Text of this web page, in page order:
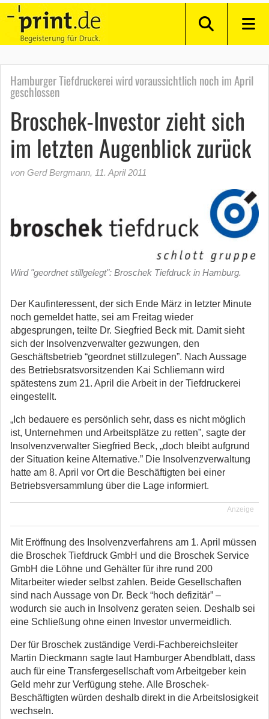
Hamburger Tiefdruckerei wird voraussichtlich noch im April
geschlossen
Broschek-Investor zieht sich
im letzten Augenblick zurück
von Gerd Bergmann, 11. April 2011
Wird "geordnet stillgelegt": Broschek Tiefdruck in Hamburg.
Der Kaufinteressent, der sich Ende März in letzter Minute
noch gemeldet hatte, sei am Freitag wieder
abgesprungen, teilte Dr. Siegfried Beck mit. Damit sieht
sich der Insolvenzverwalter gezwungen, den
Geschäftsbetrieb “geordnet stillzulegen”. Nach Aussage
des Betriebsratsvorsitzenden Kai Schliemann wird
spätestens zum 21. April die Arbeit in der Tiefdruckerei
eingestellt.
„Ich bedauere es persönlich sehr, dass es nicht möglich
ist, Unternehmen und Arbeitsplätze zu retten”, sagte der
Insolvenzverwalter Siegfried Beck, „doch bleibt aufgrund
der Situation keine Alternative.” Die Insolvenzverwaltung
hatte am 8. April vor Ort die Beschäftigten bei einer
Betriebsversammlung über die Lage informiert.
Anzeige
Mit Eröffnung des Insolvenzverfahrens am 1. April müssen
die Broschek Tiefdruck GmbH und die Broschek Service
GmbH die Löhne und Gehälter für ihre rund 200
Mitarbeiter wieder selbst zahlen. Beide Gesellschaften
sind nach Aussage von Dr. Beck “hoch defizitär” –
wodurch sie auch in Insolvenz geraten seien. Deshalb sei
eine Schließung ohne einen Investor unvermeidlich.
Der für Broschek zuständige Verdi-Fachbereichsleiter
Martin Dieckmann sagte laut Hamburger Abendblatt, dass
auch für eine Transfergesellschaft vom Arbeitgeber kein
Geld mehr zur Verfügung stehe. Alle Broschek-
Beschäftigten würden deshalb direkt in die Arbeitslosigkeit
wechseln.